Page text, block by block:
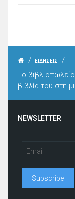
/ ΕΙΔΗΣΕΙΣ
/
Το
βιβλία του στη
NEWSLETTER